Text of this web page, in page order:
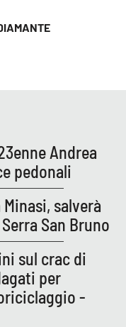
Andrea
pedonali
salverà
San Bruno
sul crac di
per
-